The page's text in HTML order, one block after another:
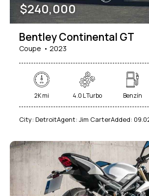
$240,000
Bentley Continental GT
Coupe 2023
2K mi 4.0 L Turbo Benzín
City: DetroitAgent: Jim CarterAdded: